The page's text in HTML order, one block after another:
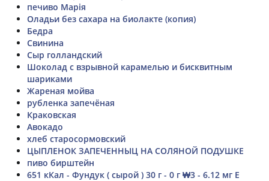
печиво Марія
Оладьи без сахара на биолакте (копия)
Бедра
Свинина
Сыр голландский
Шоколад с взрывной карамелью и бисквитным
шариками
Жареная мойва
рубленка запечёная
Краковская
Авокадо
хлеб старосормовский
ЦЫПЛЕНОК ЗАПЕЧЕННЫЦ НА СОЛЯНОЙ ПОДУШКЕ
пиво бирштейн
651 кКал - Фундук ( сырой ) 30 г - 0 г ₩3 - 6.12 мг E